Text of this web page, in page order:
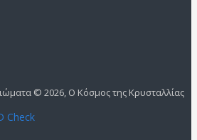
© 2026, Ο Κόσμος της Κρυσταλλίας